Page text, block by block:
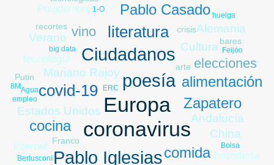
Europa
coronavirus
poesía
Ciudadanos
Pablo Iglesias
covid-19
literatura
Zapatero
alimentación
cocina
Pablo Casado
comida
elecciones
vino
Mariano Rajoy
Andalucía
Cultura
China
Estados Unidos
Verano
Alemania
Puigdemont
tecnología
hostelería
internet
arte
bares
crisis
recortes
Franco
Putin
Berlusconi
Bolsa
empleo
ERC
big data
1-O
8MAgua
Feijóo
huelga